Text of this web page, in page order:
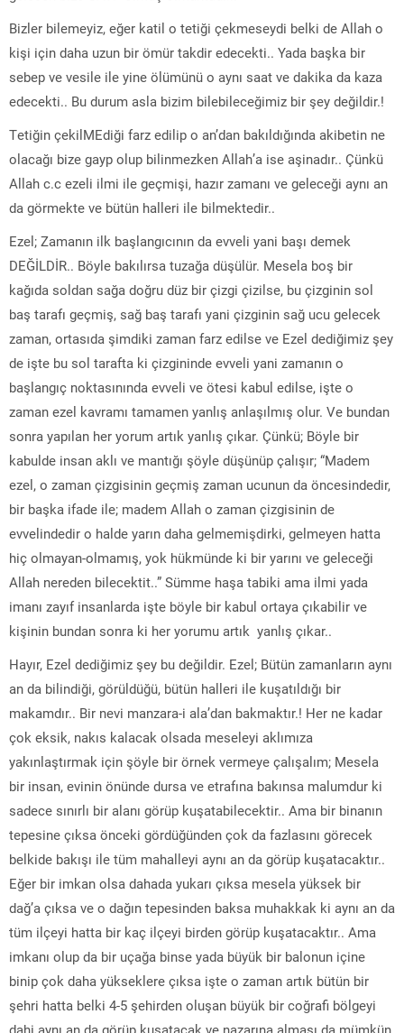
Bizler bilemeyiz, eğer katil o tetiği çekmeseydi belki de Allah o
kişi için daha uzun bir ömür takdir edecekti.. Yada başka bir
sebep ve vesile ile yine ölümünü o aynı saat ve dakika da kaza
edecekti.. Bu durum asla bizim bilebileceğimiz bir şey değildir.!
Tetiğin çekilMEdiği farz edilip o an’dan bakıldığında akibetin ne
olacağı bize gayp olup bilinmezken Allah’a ise aşinadır.. Çünkü
Allah c.c ezeli ilmi ile geçmişi, hazır zamanı ve geleceği aynı an
da görmekte ve bütün halleri ile bilmektedir..
Ezel; Zamanın ilk başlangıcının da evveli yani başı demek
DEĞİLDİR.. Böyle bakılırsa tuzağa düşülür. Mesela boş bir
kağıda soldan sağa doğru düz bir çizgi çizilse, bu çizginin sol
baş tarafı geçmiş, sağ baş tarafı yani çizginin sağ ucu gelecek
zaman, ortasıda şimdiki zaman farz edilse ve Ezel dediğimiz şey
de işte bu sol tarafta ki çizgininde evveli yani zamanın o
başlangıç noktasınında evveli ve ötesi kabul edilse, işte o
zaman ezel kavramı tamamen yanlış anlaşılmış olur. Ve bundan
sonra yapılan her yorum artık yanlış çıkar. Çünkü; Böyle bir
kabulde insan aklı ve mantığı şöyle düşünüp çalışır; “Madem
ezel, o zaman çizgisinin geçmiş zaman ucunun da öncesindedir,
bir başka ifade ile; madem Allah o zaman çizgisinin de
evvelindedir o halde yarın daha gelmemişdirki, gelmeyen hatta
hiç olmayan-olmamış, yok hükmünde ki bir yarını ve geleceği
Allah nereden bilecektit..” Sümme haşa tabiki ama ilmi yada
imanı zayıf insanlarda işte böyle bir kabul ortaya çıkabilir ve
kişinin bundan sonra ki her yorumu artık yanlış çıkar..
Hayır, Ezel dediğimiz şey bu değildir. Ezel; Bütün zamanların aynı
an da bilindiği, görüldüğü, bütün halleri ile kuşatıldığı bir
makamdır.. Bir nevi manzara-i ala’dan bakmaktır.! Her ne kadar
çok eksik, nakıs kalacak olsada meseleyi aklımıza
yakınlaştırmak için şöyle bir örnek vermeye çalışalım; Mesela
bir insan, evinin önünde dursa ve etrafına bakınsa malumdur ki
sadece sınırlı bir alanı görüp kuşatabilecektir.. Ama bir binanın
tepesine çıksa önceki gördüğünden çok da fazlasını görecek
belkide bakışı ile tüm mahalleyi aynı an da görüp kuşatacaktır..
Eğer bir imkan olsa dahada yukarı çıksa mesela yüksek bir
dağ’a çıksa ve o dağın tepesinden baksa muhakkak ki aynı an da
tüm ilçeyi hatta bir kaç ilçeyi birden görüp kuşatacaktır.. Ama
imkanı olup da bir uçağa binse yada büyük bir balonun içine
binip çok daha yükseklere çıksa işte o zaman artık bütün bir
şehri hatta belki 4-5 şehirden oluşan büyük bir coğrafi bölgeyi
dahi aynı an da görüp kuşatacak ve nazarına alması da mümkün